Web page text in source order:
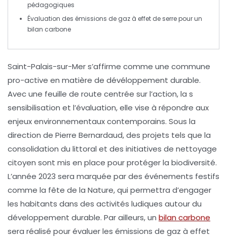
pédagogiques
Évaluation des émissions de gaz à effet de serrepour un
bilan carbone
Saint-Palais-sur-Mers’affirme comme une commune
pro-active en matière de dévéloppement durable.
Avec une feuille de route centrée sur l’action, la s
sensibilisation et l’évaluation, elle vise à répondre aux
enjeux environnementaux contemporains. Sous la
direction de Pierre Bernardaud, des projets tels que la
consolidation du littoral et des initiatives de nettoyage
citoyen sont mis en place pour protéger la biodiversité.
L’année 2023 sera marquée par des événements festifs
comme la fête de la Nature, qui permettra d’engager
les habitants dans des activités ludiques autour du
développement durable. Par ailleurs, un bilan carbone
sera réalisé pour évaluer les émissions de gaz à effet